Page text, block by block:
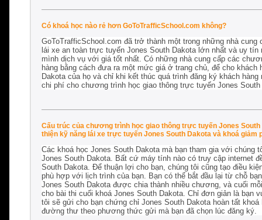
Có khoá học nào rẻ hơn GoToTrafficSchool.com không?
GoToTrafficSchool.com đã trở thành một trong những nhà
lái xe an toàn trực tuyến Jones South Dakota lớn nhất và uy
mình dịch vụ với giá tốt nhất. Có những nhà cung cấp các
hàng bằng cách đưa ra một mức giá ở trang chủ, để cho
Dakota của họ và chỉ khi kết thúc quá trình đăng ký khách
chi phí cho chương trình học giao thông trực tuyến Jones
Cấu trúc của chương trình học giao thông trực tuyến Jones
thiện kỹ năng lái xe trực tuyến Jones South Dakota và khoá giảm
Các khoá học Jones South Dakota mà bạn tham gia với chúng
Jones South Dakota. Bất cứ máy tính nào có truy cập internet
South Dakota. Để thuận lợi cho bạn, chúng tôi cũng tạo điều
phù hợp với lịch trình của bạn. Bạn có thể bắt đầu lại từ chỗ
Jones South Dakota được chia thành nhiều chương, và cuối
cho bài thi cuối khoá Jones South Dakota. Chỉ đơn giản là
tôi sẽ gửi cho bạn chứng chỉ Jones South Dakota hoàn tất
đường thư theo phương thức gửi mà bạn đã chọn lúc đăng ký.